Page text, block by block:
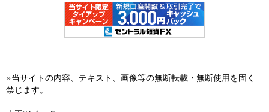
※当サイトの内容、テキスト、画像等の無断転載・無断使用を固く
禁じます。